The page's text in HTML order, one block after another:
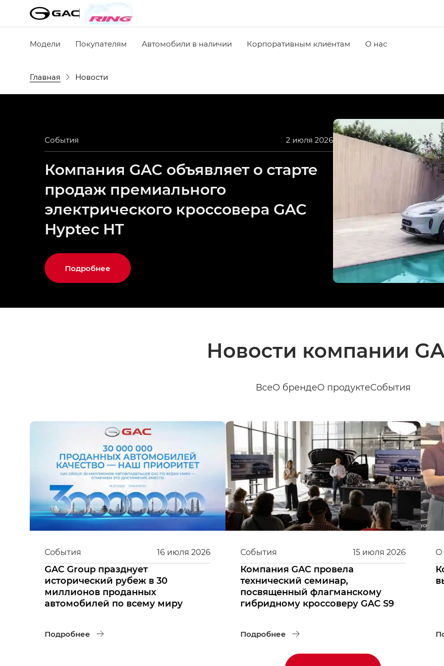
Модели Покупателям Автомобили в наличии Корпоративным клиентам О нас
Главная Новости
События 2 июля 2026
Компания GAC объявляет о старте
продаж премиального
электрического кроссовера GAC
Hyptec HT
Подробнее
Новости компании
ВсеО брендеО продуктеСобытия
16 июля 2026
События
GAC Group празднует
исторический рубеж в 30
миллионов проданных
автомобилей по всему миру
Подробнее
15 июля 2026
События
Компания GAC провела
технический семинар,
посвященный флагманскому
гибридному кроссоверу GAC S9
Подробнее
О